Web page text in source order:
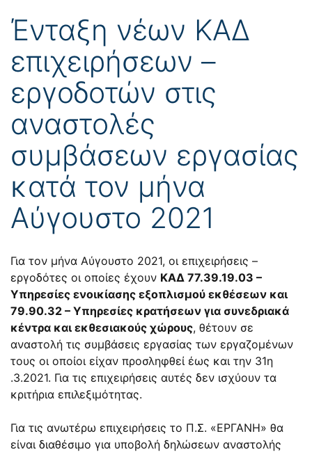
Ένταξη νέων ΚΑΔ
επιχειρήσεων –
εργοδοτών στις
αναστολές
συμβάσεων εργασίας
κατά τον μήνα
Αύγουστο 2021
Για τον μήνα Αύγουστο 2021, οι επιχειρήσεις –
εργοδότες οι οποίες έχουν ΚΑΔ 77.39.19.03 –
Υπηρεσίες ενοικίασης εξοπλισμού εκθέσεων και
79.90.32 – Υπηρεσίες κρατήσεων για συνεδριακά
κέντρα και εκθεσιακούς χώρους, θέτουν σε
αναστολή τις συμβάσεις εργασίας των εργαζομένων
τους οι οποίοι είχαν προσληφθεί έως και την 31η
.3.2021. Για τις επιχειρήσεις αυτές δεν ισχύουν τα
κριτήρια επιλεξιμότητας.
Για τις ανωτέρω επιχειρήσεις το Π.Σ. «ΕΡΓΑΝΗ» θα
είναι διαθέσιμο για υποβολή δηλώσεων αναστολής